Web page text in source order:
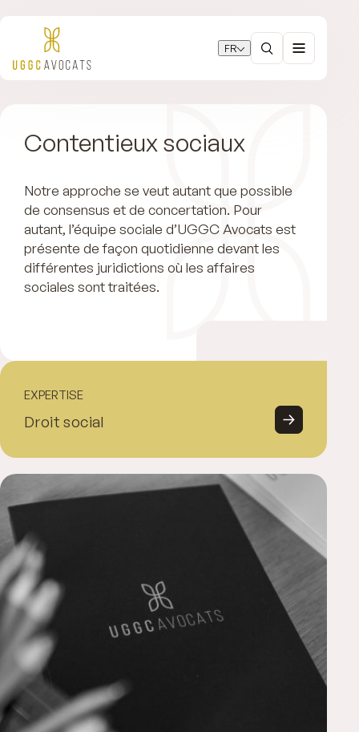
FR
Contentieux sociaux
Notre approche se veut autant que possible
de consensus et de concertation. Pour
autant, l’équipe sociale d’UGGC Avocats est
présente de façon quotidienne devant les
différentes juridictions où les affaires
sociales sont traitées.
EXPERTISE
Droit social